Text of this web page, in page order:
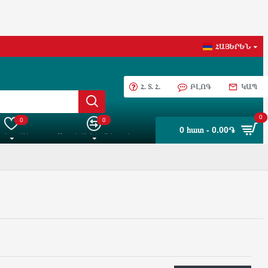
ՀԱՅԵՐԵՆ
Հ. Տ. Հ. ԲԼՈԳ ԿԱՊ
ընտրանին
0
Ապրանքների Համեմատում
0
0 հատ - 0.00֏
0